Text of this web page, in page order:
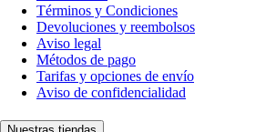
Términos y Condiciones
Devoluciones y reembolsos
Aviso legal
Métodos de pago
Tarifas y opciones de envío
Aviso de confidencialidad